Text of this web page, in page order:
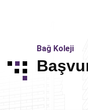
Bağ Koleji